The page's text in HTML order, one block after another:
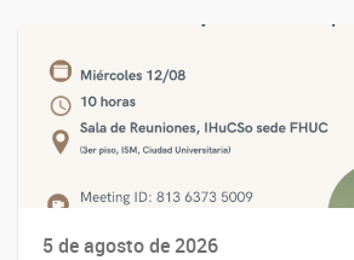
5 de agosto de 2026